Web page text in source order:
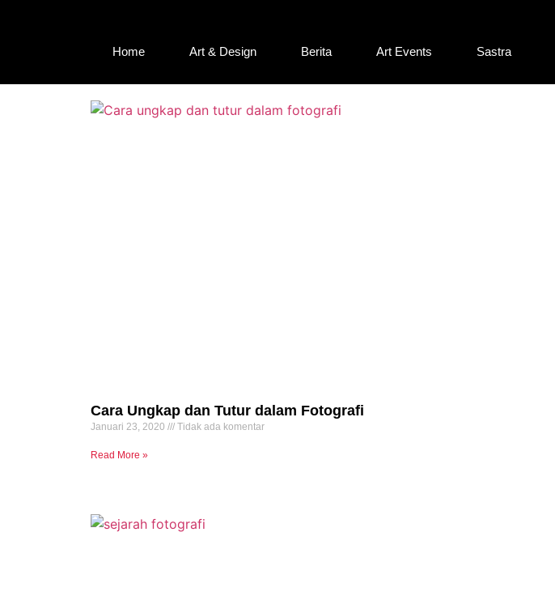
Home Art & Design Berita Art Events Sastra
Cara Ungkap dan Tutur dalam Fotografi
Januari 23, 2020 Tidak ada komentar
Read More »